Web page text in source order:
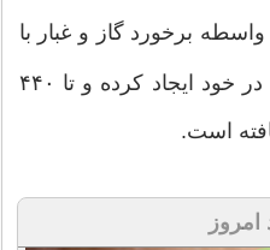
برخورد گاز و غبار با
یکدیگر، ستاره‌های جدیدی را در خود ایجاد کرده و تا ۴۴۰
است.
امروز